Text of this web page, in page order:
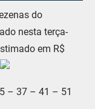
do
nesta terça-
em R$
– 37 – 41 – 51